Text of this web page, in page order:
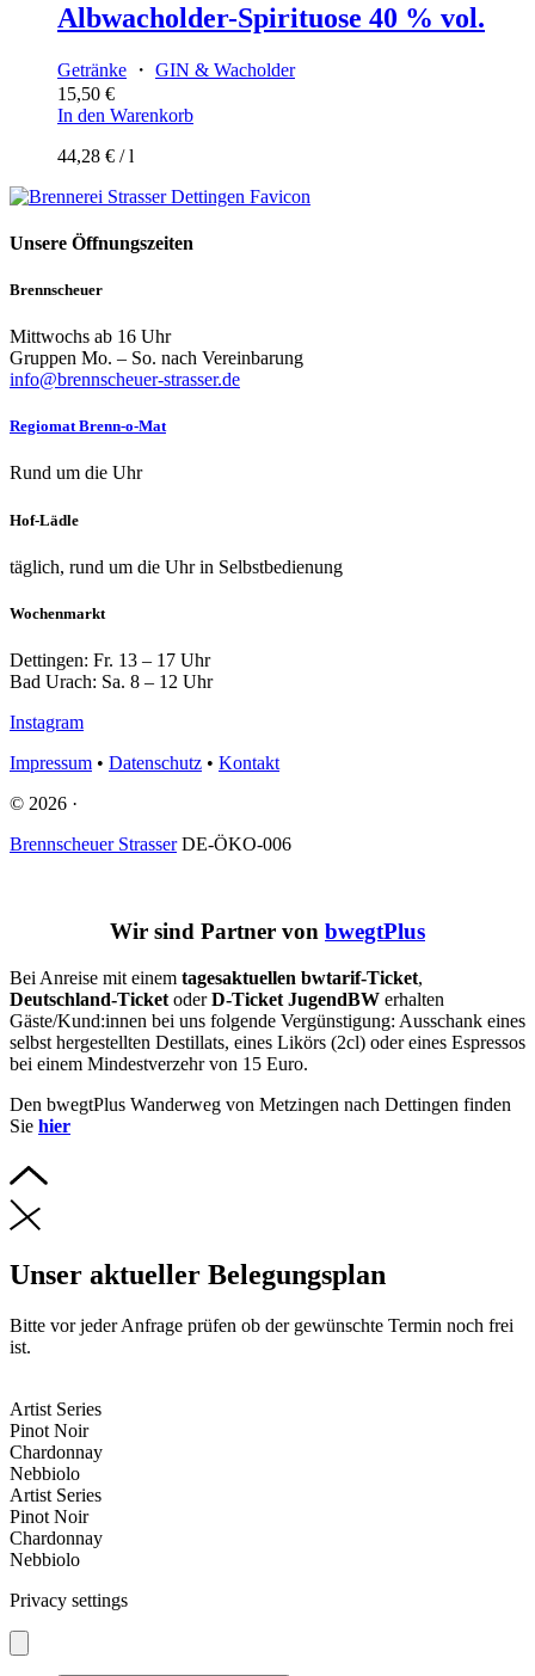
Albwacholder-Spirituose 40 % vol.
Getränke ・ GIN & Wacholder
15,50 €
In den Warenkorb
44,28 € /l
Unsere Öffnungszeiten
Brennscheuer
Mittwochs ab 16 Uhr
Gruppen Mo. – So. nach Vereinbarung
info@brennscheuer-strasser.de
Regiomat Brenn-o-Mat
Rund um die Uhr
Hof-Lädle
täglich, rund um die Uhr in Selbstbedienung
Wochenmarkt
Dettingen: Fr. 13 – 17 Uhr
Bad Urach: Sa. 8 – 12 Uhr
Instagram
Impressum • Datenschutz • Kontakt
© 2026 ·
Brennscheuer StrasserDE-ÖKO-006
Wir sind Partner von bwegtPlus
Bei Anreise mit einem tagesaktuellen bwtarif-Ticket,
Deutschland-Ticket oderD-Ticket JugendBW erhalten
Gäste/Kund:innen bei uns folgende Vergünstigung: Ausschank eines
selbst hergestellten Destillats, eines Likörs (2cl) oder eines Espressos
bei einem Mindestverzehr von 15 Euro.
Den bwegtPlus Wanderweg von Metzingen nach Dettingen finden
Sie hier
Unser aktueller Belegungsplan
Bitte vor jeder Anfrage prüfen ob der gewünschte Termin noch frei
ist.
Artist Series
Pinot Noir
Chardonnay
Nebbiolo
Artist Series
Pinot Noir
Chardonnay
Nebbiolo
Privacy settings